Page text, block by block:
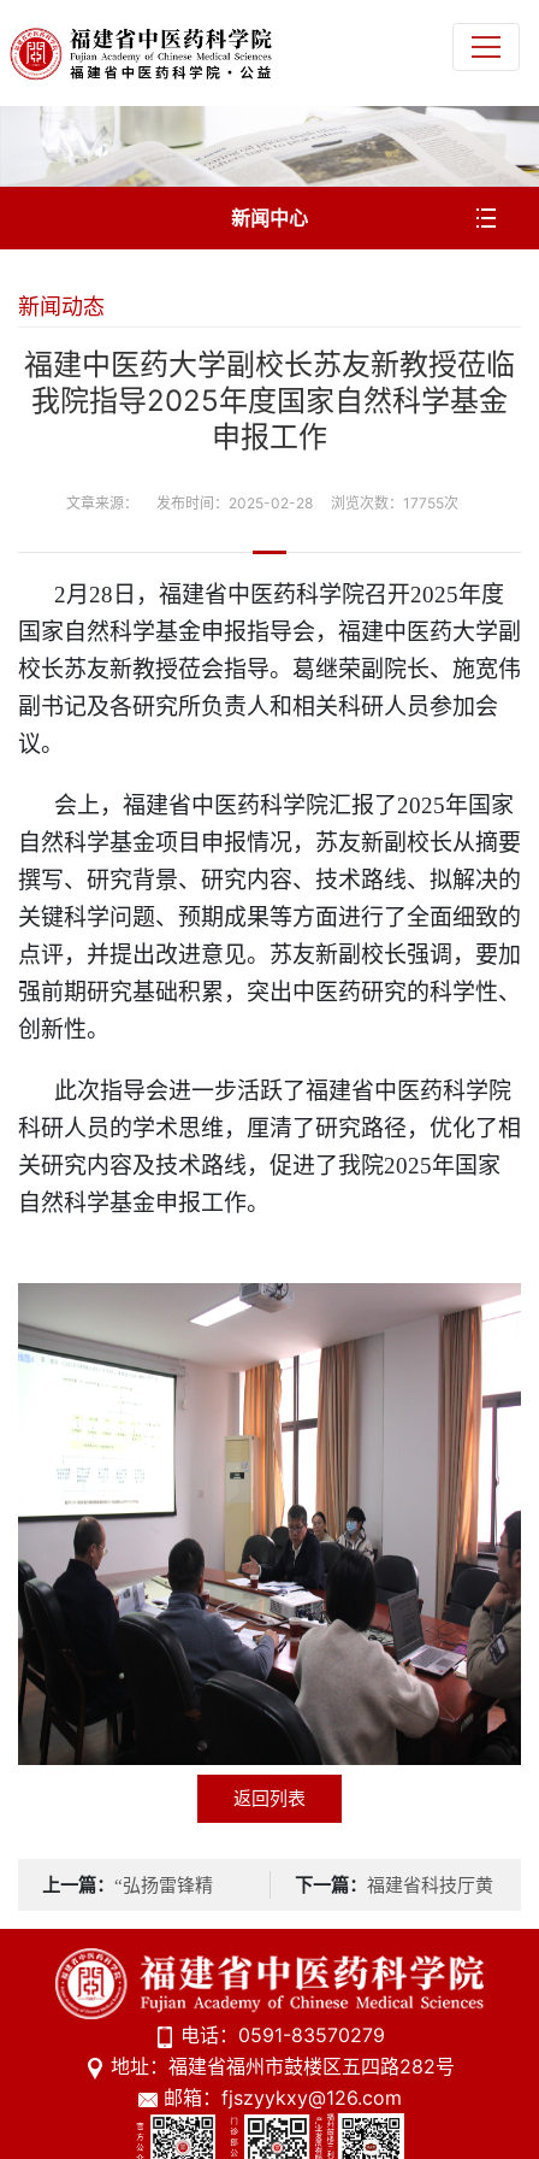
新闻中心
新闻动态
福建中医药大学副校长苏友新教授莅临
我院指导2025年度国家自然科学基金
申报工作
文章来源： 发布时间：2025-02-28 浏览次数：17755次
2月28日，福建省中医药科学院召开2025年度
国家自然科学基金申报指导会，福建中医药大学副
校长苏友新教授莅会指导。葛继荣副院长、施宽伟
副书记及各研究所负责人和相关科研人员参加会
议。
会上，福建省中医药科学院汇报了2025年国家
自然科学基金项目申报情况，苏友新副校长从摘要
撰写、研究背景、研究内容、技术路线、拟解决的
关键科学问题、预期成果等方面进行了全面细致的
点评，并提出改进意见。苏友新副校长强调，要加
强前期研究基础积累，突出中医药研究的科学性、
创新性。
此次指导会进一步活跃了福建省中医药科学院
科研人员的学术思维，厘清了研究路径，优化了相
关研究内容及技术路线，促进了我院2025年国家
自然科学基金申报工作。
返回列表
上一篇： “弘扬雷锋精
下一篇： 福建省科技厅黄
电话：0591-83570279
地址：福建省福州市鼓楼区五四路282号
邮箱：fjszyykxy@126.com